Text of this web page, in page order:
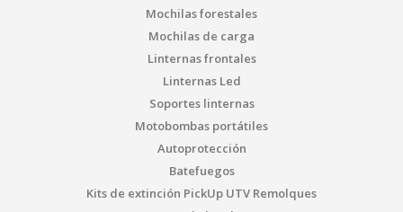
Mochilas forestales
Mochilas de carga
Linternas frontales
Linternas Led
Soportes linternas
Motobombas portátiles
Autoprotección
Batefuegos
Kits de extinción PickUp UTV Remolques